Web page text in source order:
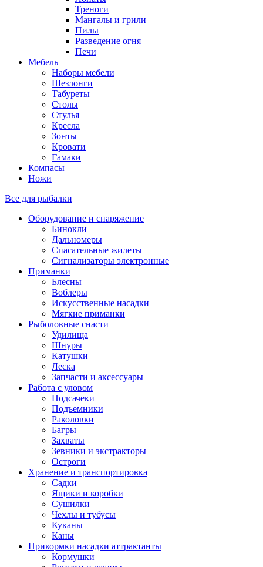
Треноги
Мангалы и грили
Пилы
Разведение огня
Печи
Мебель
Наборы мебели
Шезлонги
Табуреты
Столы
Стулья
Кресла
Зонты
Кровати
Гамаки
Компасы
Ножи
Все для рыбалки
Оборудование и снаряжение
Бинокли
Дальномеры
Спасательные жилеты
Сигнализаторы электронные
Приманки
Блесны
Воблеры
Искусственные насадки
Мягкие приманки
Рыболовные снасти
Удилища
Шнуры
Катушки
Леска
Запчасти и аксессуары
Работа с уловом
Подсачеки
Подъемники
Раколовки
Багры
Захваты
Зевники и экстракторы
Остроги
Хранение и транспортировка
Садки
Ящики и коробки
Сушилки
Чехлы и тубусы
Куканы
Каны
Прикормки насадки аттрактанты
Кормушки